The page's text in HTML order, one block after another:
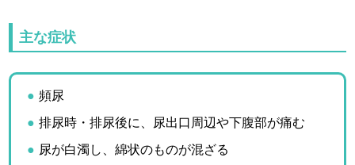
主な症状
頻尿
排尿時・排尿後に、尿出口周辺や下腹部が痛む
尿が白濁し、綿状のものが混ざる